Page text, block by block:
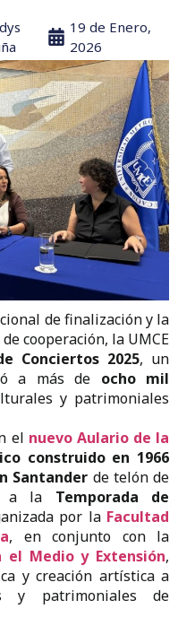
19 de Enero,
2026
de finalización y la
cooperación, la UMCE
Conciertos 2025, un
a más de ocho mil
y patrimoniales
el nuevo Aulario de la
construido en 1966
Santander de telón de
a la Temporada de
por la Facultad
, en conjunto con la
el Medio y Extensión,
y creación artística a
y patrimoniales de